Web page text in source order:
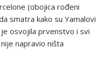
(obojica rođeni
smatra kako su Yamalovi
je osvojila prvenstvo i svi
napravio ništa